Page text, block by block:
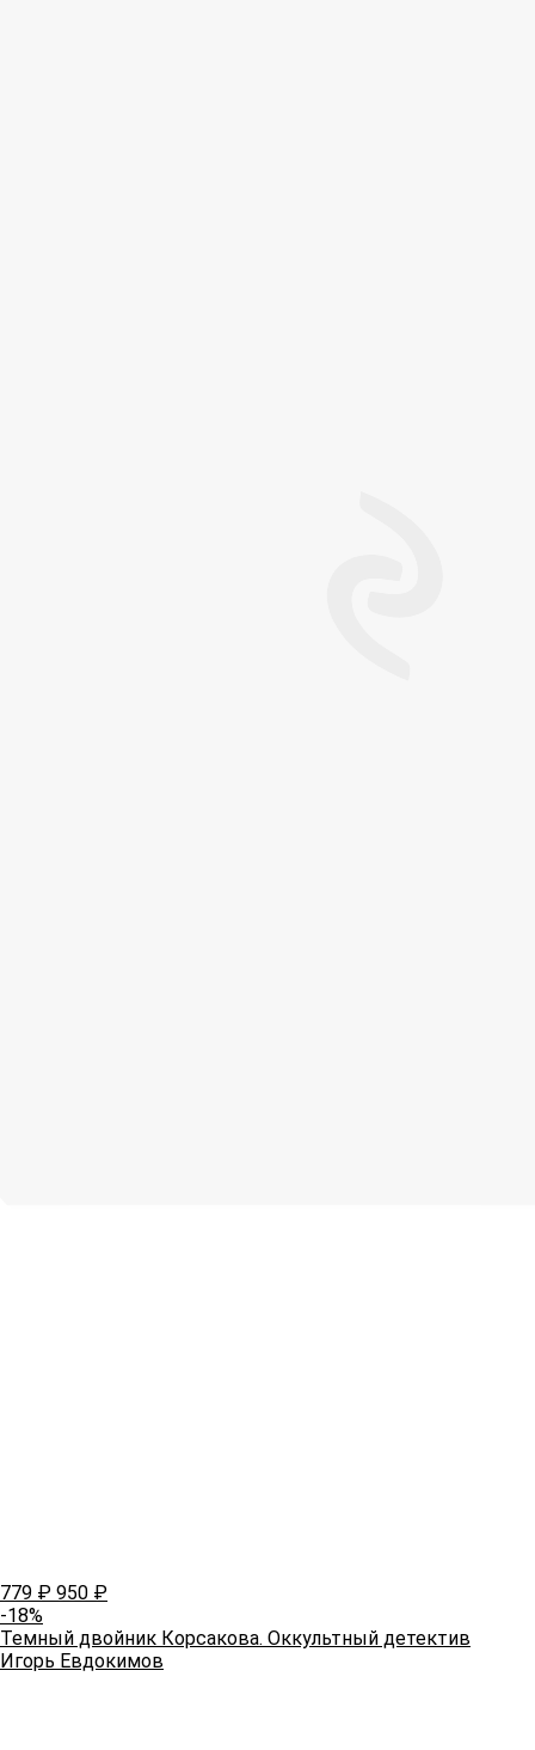
779 ₽ 950 ₽
-18%
Темный двойник Корсакова. Оккультный детектив
Игорь Евдокимов